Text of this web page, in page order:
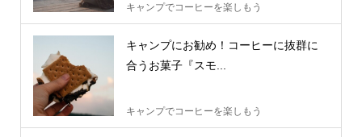
キャンプでコーヒーを楽しもう
キャンプにお勧め！コーヒーに抜群に
合うお菓子『スモ...
キャンプでコーヒーを楽しもう